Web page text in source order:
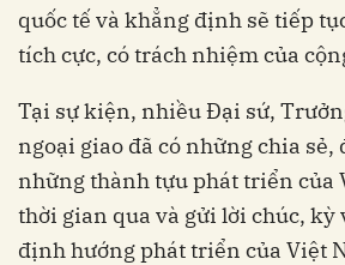
quốc tế và khẳng định sẽ tiếp
tích cực, có trách nhiệm của
Tại sự kiện, nhiều Đại sứ,
ngoại giao đã có những chia sẻ,
những thành tựu phát triển của
thời gian qua và gửi lời chúc, kỳ
định hướng phát triển của Việt